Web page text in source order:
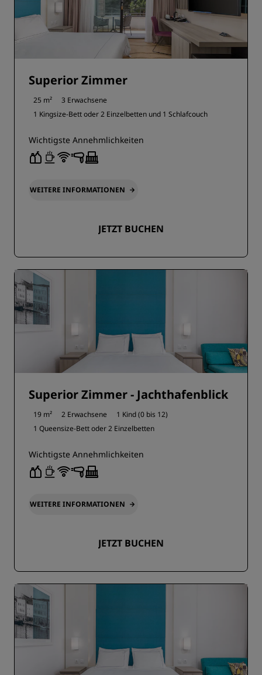
Superior Zimmer
25 m²
3 Erwachsene
1 Kingsize-Bett oder2 Einzelbetten und 1 Schlafcouch
Wichtigste Annehmlichkeiten
WEITERE INFORMATIONEN
JETZT BUCHEN
Superior Zimmer - Jachthafenblick
19 m² 2 Erwachsene
1 Kind (0 bis 12)
1 Queensize-Bett oder2 Einzelbetten
Wichtigste Annehmlichkeiten
WEITERE INFORMATIONEN
JETZT BUCHEN